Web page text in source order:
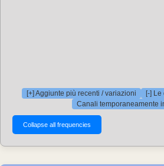
[+] Aggiunte più recenti / variazioni
[-]
Canali temporaneamente